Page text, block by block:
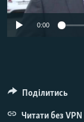
МУЛЬТИМЕДІА
ФОТО
0:00
Поділитись
Читати без VPN